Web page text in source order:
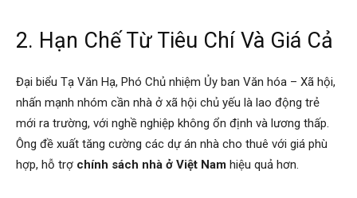
2. Hạn Chế Từ Tiêu Chí Và Giá Cả
Đại biểu Tạ Văn Hạ, Phó Chủ nhiệm Ủy ban Văn hóa – Xã hội,
nhấn mạnh nhóm cần nhà ở xã hội chủ yếu là lao động trẻ
mới ra trường, với nghề nghiệp không ổn định và lương thấp.
Ông đề xuất tăng cường các dự án nhà cho thuê với giá phù
hợp, hỗ trợ chính sách nhà ở Việt Nam hiệu quả hơn.